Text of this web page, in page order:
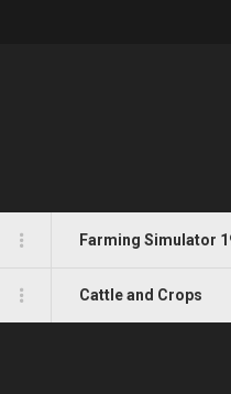
Farming Simulator
Cattle and Crops